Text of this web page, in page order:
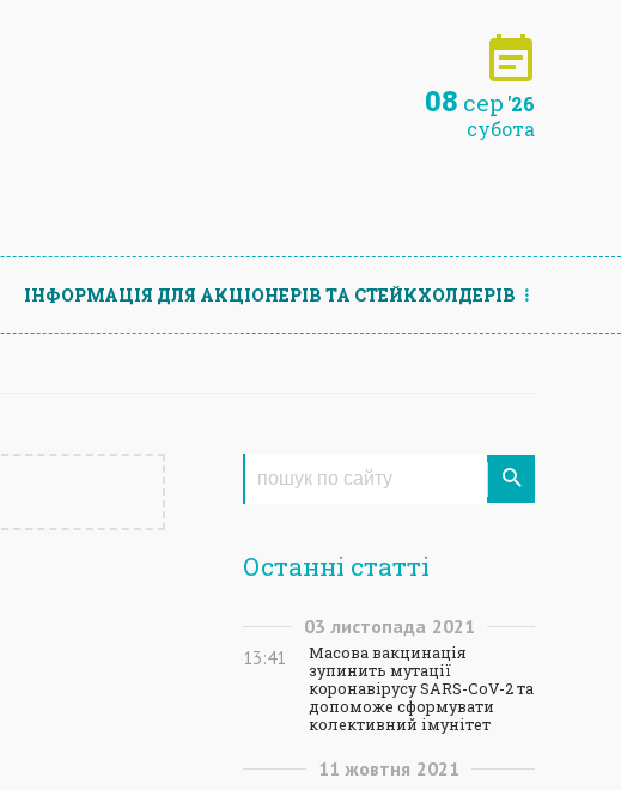
08 сер '26
субота
ІНФОРМАЦIЯ ДЛЯ АКЦIОНЕРIВ ТА СТЕЙКХОЛДЕРIВ
Останні статті
03 листопада 2021
13:41
Масова вакцинація
зупинить мутації
коронавірусу SARS-CoV-2 та
допоможе сформувати
колективний імунітет
11 жовтня 2021